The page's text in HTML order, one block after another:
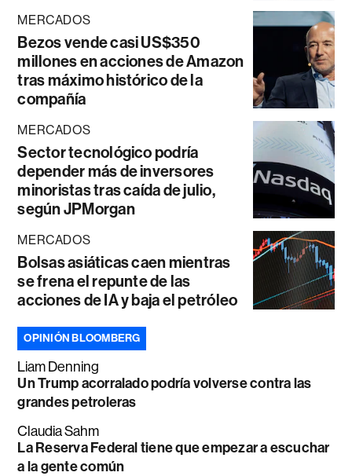
MERCADOS
Bezos vende casi US$350
millones en acciones de Amazon
tras máximo histórico de la
compañía
MERCADOS
Sector tecnológico podría
depender más de inversores
minoristas tras caída de julio,
según JPMorgan
MERCADOS
Bolsas asiáticas caen mientras
se frena el repunte de las
acciones de IA y baja el petróleo
OPINIÓN BLOOMBERG
Liam Denning
Un Trump acorralado podría volverse contra las
grandes petroleras
Claudia Sahm
La Reserva Federal tiene que empezar a escuchar
a la gente común